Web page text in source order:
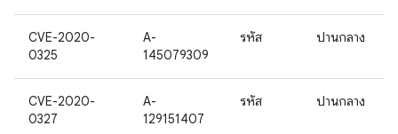
CVE-2020-
0325
A-
145079309
รหัส ปานกลาง
CVE-2020-
0327
A-
129151407
รหัส ปานกลาง